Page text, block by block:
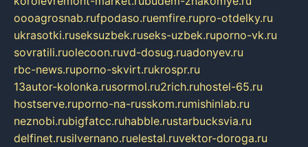
oooagrosnab.rufpodaso.ruemfire.rupro-otdelky.ru
ukrasotki.ruseksuzbek.ruseks-uzbek.ruporno-vk.ru
sovratili.ruolecoon.ruvd-dosug.ruadonyev.ru
rbc-news.ruporno-skvirt.rukrospr.ru
13autor-kolonka.rusormol.ru2rich.ruhostel-65.ru
hostserve.ruporno-na-russkom.rumishinlab.ru
neznobi.rubigfatcc.ruhabble.rustarbucksvia.ru
delfinet.rusilvernano.ruelestal.ruvektor-doroga.ru